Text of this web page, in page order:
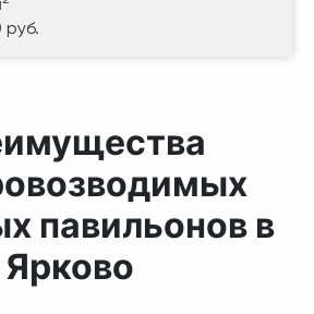
руб.
павильонов в
Ярково